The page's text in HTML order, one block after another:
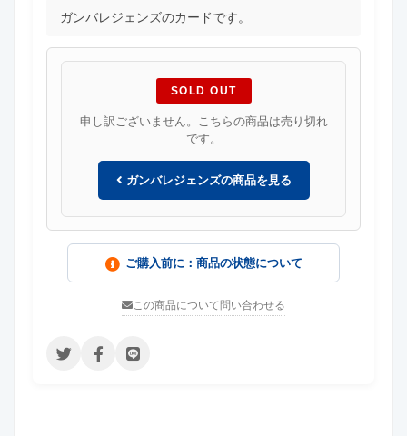
ガンバレジェンズのカードです。
SOLD OUT
申し訳ございません。こちらの商品は売り切れ
です。
ガンバレジェンズの商品を見る
ご購入前に：商品の状態について
この商品について問い合わせる